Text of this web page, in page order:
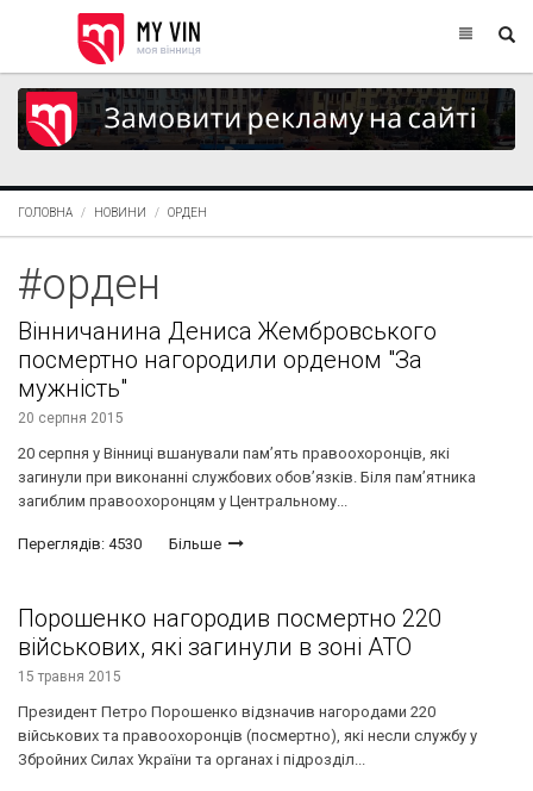
ГОЛОВНА НОВИНИ ОРДЕН
#орден
Вінничанина Дениса Жембровського
посмертно нагородили орденом "За
мужність"
20 серпня 2015
20 серпня у Вінниці вшанували пам’ять правоохоронців, які
загинули при виконанні службових обов’язків. Біля пам’ятника
загиблим правоохоронцям у Центральному...
Переглядів: 4530 Більше
Порошенко нагородив посмертно 220
військових, які загинули в зоні АТО
15 травня 2015
Президент Петро Порошенко відзначив нагородами 220
військових та правоохоронців (посмертно), які несли службу у
Збройних Силах України та органах і підрозділ...